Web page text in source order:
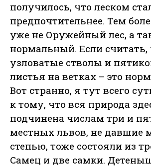
получилось, что леском
предпочтительнее. Тем
уже не Оружейный лес, а
нормальный. Если считать,
узловатые стволы и
листья на ветках – это
Вот странно, я тут всего
к тому, что вся природа
подчинена числам три и
местных львов, не давшие
степью, тоже состояли из
Самец и две самки.